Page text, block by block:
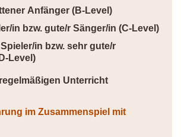
Anfänger (B-Level)
in bzw. gute/r Sänger/in (C-Level)
in bzw. sehr gute/r
Level)
Unterricht
im Zusammenspiel mit